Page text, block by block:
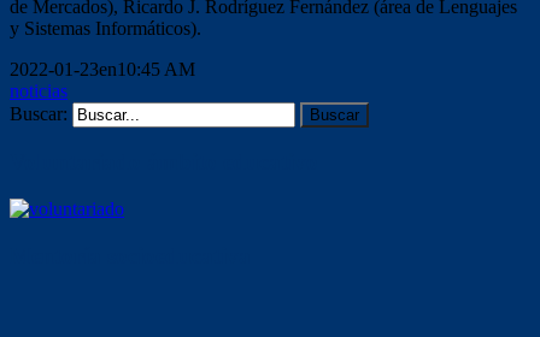
de Mercados), Ricardo J. Rodríguez Fernández (área de Lenguajes
y Sistemas Informáticos).
2022-01-23en10:45 AM
noticias
Buscar: